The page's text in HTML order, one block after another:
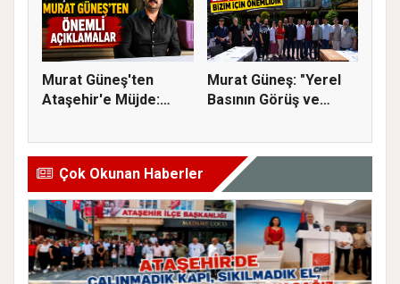
Murat Güneş'ten
Ataşehir'e Müjde:
Murat Güneş: "Yerel
Basının Görüş ve
Çok Okunan Haberler